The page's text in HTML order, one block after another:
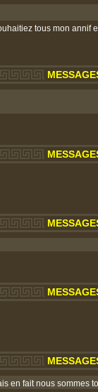
tous mon
en fait nous sommes